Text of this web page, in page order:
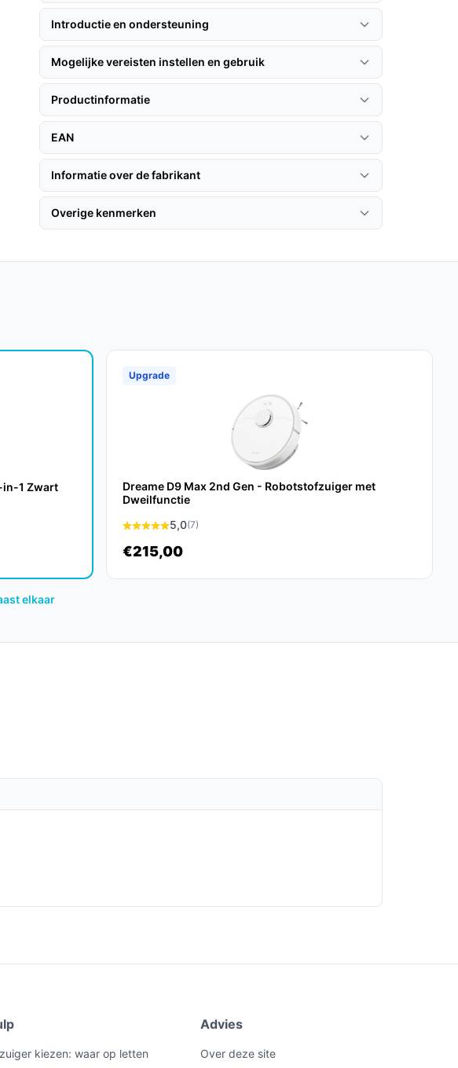
Introductie en ondersteuning
Mogelijke vereisten instellen en gebruik
Productinformatie
EAN
Informatie over de fabrikant
Overige kenmerken
in-1 Zwart
Upgrade
Dreame D9 Max 2nd Gen - Robotstofzuiger met
Dweilfunctie
5,0(7)
€215,00
elkaar
kiezen: waar op letten
Advies
Over deze site